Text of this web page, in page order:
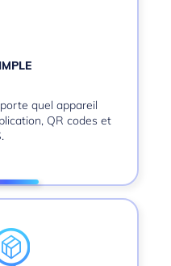
quel appareil
QR codes et